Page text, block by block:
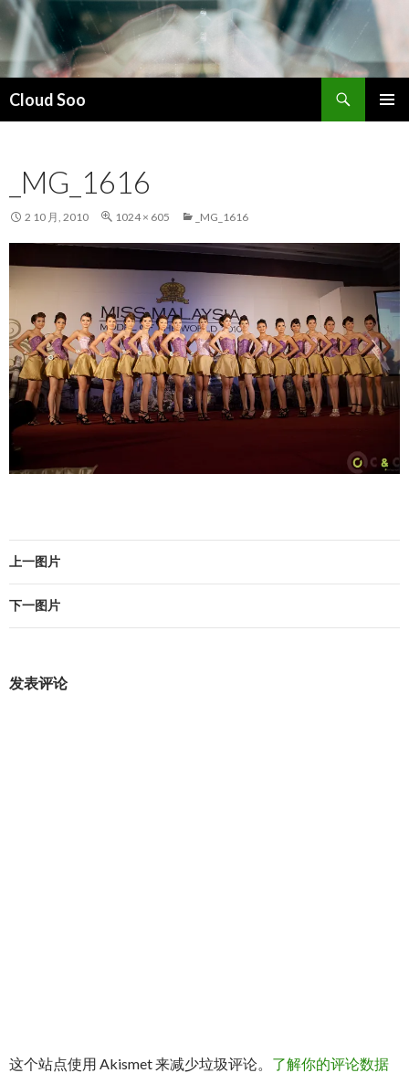
Cloud Soo
索
_MG_1616
2 10 月, 2010 1024 × 605 _MG_1616
上一图片
下一图片
发表评论
这个站点使用 Akismet 来减少垃圾评论。 了解你的评论数据